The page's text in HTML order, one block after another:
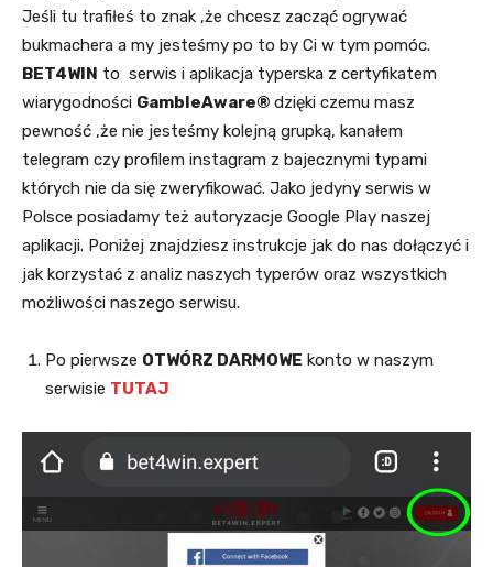
Jeśli tu trafiłeś to znak ,że chcesz zacząć ogrywać
bukmachera a my jesteśmy po to by Ci w tym pomóc.
BET4WIN to serwis i aplikacja typerska z certyfikatem
wiarygodności GambleAware® dzięki czemu masz
pewność ,że nie jesteśmy kolejną grupką, kanałem
telegram czy profilem instagram z bajecznymi typami
których nie da się zweryfikować. Jako jedyny serwis w
Polsce posiadamy też autoryzacje Google Play naszej
aplikacji. Poniżej znajdziesz instrukcje jak do nas dołączyć i
jak korzystać z analiz naszych typerów oraz wszystkich
możliwości naszego serwisu.
Po pierwsze OTWÓRZ DARMOWE konto w naszym
serwisie TUTAJ